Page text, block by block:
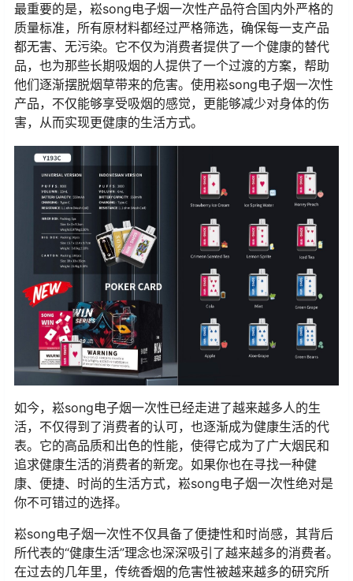
最重要的是，崧song电子烟一次性产品符合国内外严格的
质量标准，所有原材料都经过严格筛选，确保每一支产品
都无害、无污染。它不仅为消费者提供了一个健康的替代
品，也为那些长期吸烟的人提供了一个过渡的方案，帮助
他们逐渐摆脱烟草带来的危害。使用崧song电子烟一次性
产品，不仅能够享受吸烟的感觉，更能够减少对身体的伤
害，从而实现更健康的生活方式。
如今，崧song电子烟一次性已经走进了越来越多人的生
活，不仅得到了消费者的认可，也逐渐成为健康生活的代
表。它的高品质和出色的性能，使得它成为了广大烟民和
追求健康生活的消费者的新宠。如果你也在寻找一种健
康、便捷、时尚的生活方式，崧song电子烟一次性绝对是
你不可错过的选择。
崧song电子烟一次性不仅具备了便捷性和时尚感，其背后
所代表的“健康生活”理念也深深吸引了越来越多的消费者。
在过去的几年里，传统香烟的危害性被越来越多的研究所